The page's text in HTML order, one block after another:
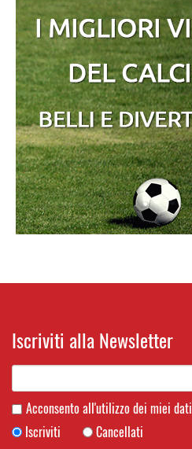
Iscriviti alla Newsletter
Acconsento all'utilizzo dei miei dati
Iscriviti
Cancellati